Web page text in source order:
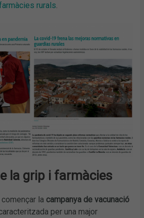
rurals.
la grip i farmàcies
la campanya de vacunació
per una major